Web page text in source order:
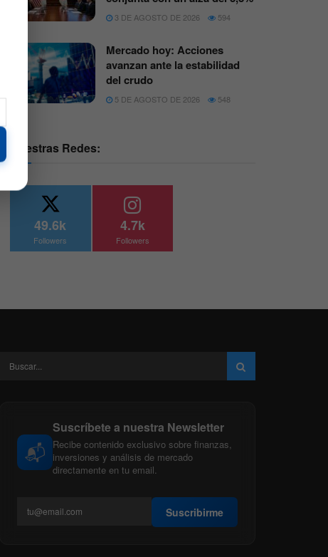
3 DE AGOSTO DE 2026 594
Mercado hoy: Acciones
avanzan ante la estabilidad
del crudo
5 DE AGOSTO DE 2026 548
Nuestras Redes:
49.6k
Followers
4.7k
Followers
📬
Suscríbete a nuestra Newsletter
Recibe contenido exclusivo sobre finanzas,
inversiones y análisis de mercado
directamente en tu email.
Suscribirme